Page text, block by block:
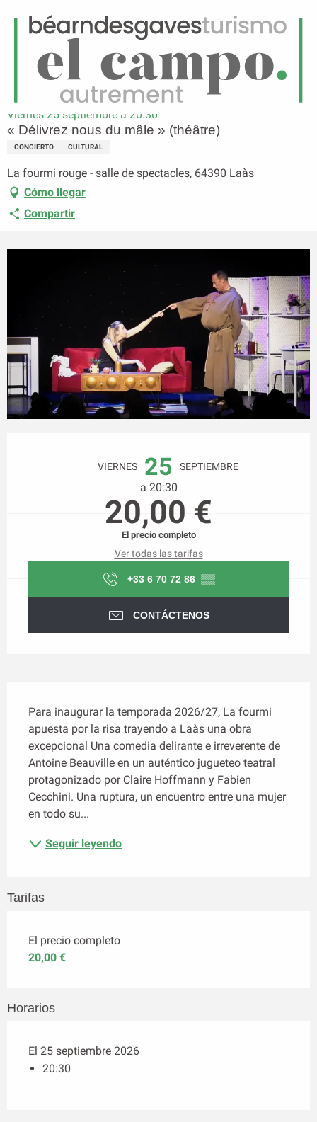
Menú
Página principal « Délivrez nous du mâle » (théâtre)
Viernes 25 septiembre a 20:30
« Délivrez nous du mâle » (théâtre)
CONCIERTO CULTURAL
La fourmi rouge - salle de spectacles, 64390 Laàs
Cómo llegar
Compartir
VIERNES 25 SEPTIEMBRE
a 20:30
20,00 €
El precio completo
Ver todas las tarifas
+33 6 70 72 86 ▒▒
CONTÁCTENOS
Para inaugurar la temporada 2026/27, La fourmi
apuesta por la risa trayendo a Laàs una obra
excepcional Una comedia delirante e irreverente de
Antoine Beauville en un auténtico jugueteo teatral
protagonizado por Claire Hoffmann y Fabien
Cecchini. Una ruptura, un encuentro entre una mujer
en todo su...
Seguir leyendo
Tarifas
El precio completo
20,00 €
Horarios
El 25 septiembre 2026
20:30